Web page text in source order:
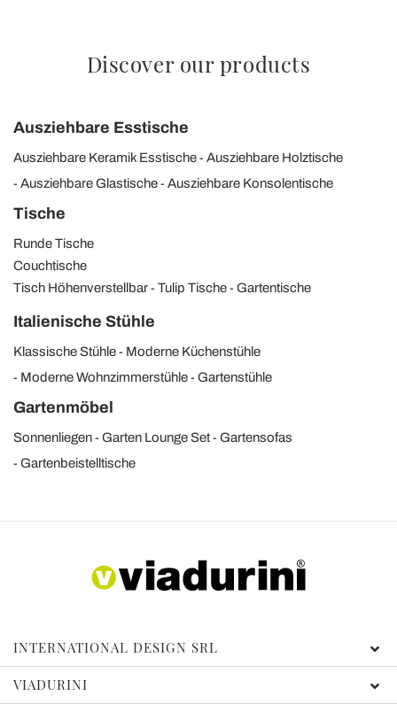
Discover our products
Ausziehbare Esstische
Ausziehbare Keramik Esstische
Ausziehbare Holztische
Ausziehbare Glastische
Ausziehbare Konsolentische
Tische
Runde Tische
Couchtische
Tisch Höhenverstellbar
Tulip Tische Gartentische
Italienische Stühle
Klassische Stühle
Moderne Küchenstühle
Moderne Wohnzimmerstühle
Gartenstühle
Gartenmöbel
Sonnenliegen Garten Lounge Set
Gartensofas
Gartenbeistelltische
INTERNATIONAL DESIGN SRL
VIADURINI